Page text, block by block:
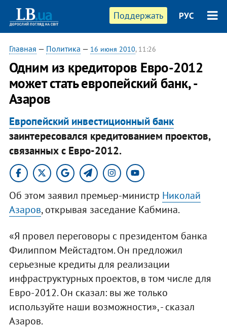
Поддержать РУС
Главная — Политика — 16 июня 2010, 11:26
Одним из кредиторов Евро-2012
может стать европейский банк, -
Азаров
Европейский инвестиционный банк
заинтересовался кредитованием проектов,
связанных с Евро-2012.
Об этом заявил премьер-министр Николай
Азаров, открывая заседание Кабмина.
«Я провел переговоры с президентом банка
Филиппом Мейстадтом. Он предложил
серьезные кредиты для реализации
инфраструктурных проектов, в том числе для
Евро-2012. Он сказал: вы же только
используйте наши возможности», - сказал
Азаров.